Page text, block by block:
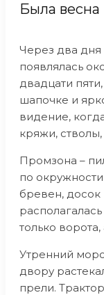
Была весна
Через два дня
появлялась
двадцати
шапочке и
видение,
кряжи,
Промзона –
по
бревен,
только
Утренний
двору
прели.